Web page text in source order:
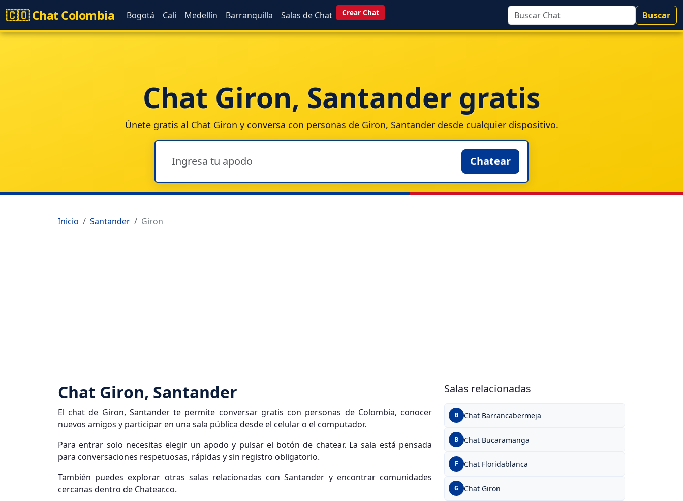
🇨🇴 Chat Colombia Bogotá Cali Medellín Barranquilla Salas de Chat Crear Chat Buscar
Chat Giron, Santander gratis
Únete gratis al Chat Giron y conversa con personas de Giron, Santander desde cualquier dispositivo.
Chatear
Inicio Santander Giron
Chat Giron, Santander
El chat de Giron, Santander te permite conversar gratis con personas de Colombia, conocer
nuevos amigos y participar en una sala pública desde el celular o el computador.
Para entrar solo necesitas elegir un apodo y pulsar el botón de chatear. La sala está pensada
para conversaciones respetuosas, rápidas y sin registro obligatorio.
También puedes explorar otras salas relacionadas con Santander y encontrar comunidades
cercanas dentro de Chatear.co.
Salas relacionadas
B Chat Barrancabermeja
B Chat Bucaramanga
F Chat Floridablanca
G Chat Giron